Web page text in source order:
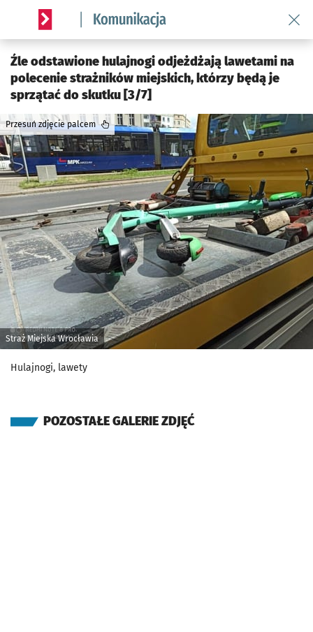
Serwis informacyjny wroclaw.pl podserwis: Komunikacja
Źle odstawione hulajnogi odjeżdżają lawetami na
polecenie strażników miejskich, którzy będą je
sprzątać do skutku [3/7]
Straż Miejska Wrocławia
Przesuń zdjęcie palcem
Hulajnogi, lawety
POZOSTAŁE GALERIE ZDJĘĆ